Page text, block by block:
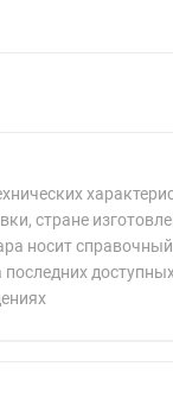
стране
носит
последних